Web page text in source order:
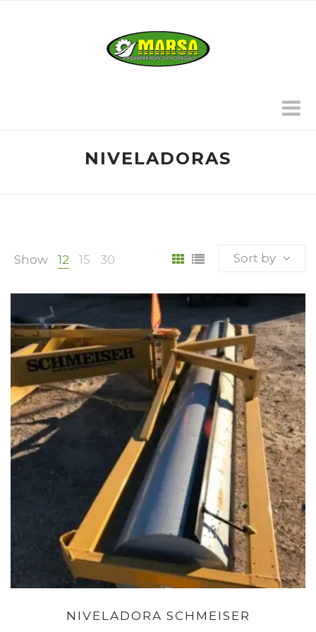
NIVELADORAS
Show 12 15 30 Sort by
NIVELADORA SCHMEISER